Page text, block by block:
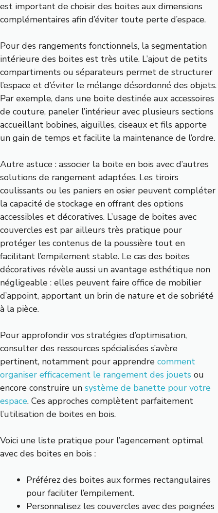
est important de choisir des boites aux dimensions
complémentaires afin d’éviter toute perte d’espace.
Pour des rangements fonctionnels, la segmentation
intérieure des boites est très utile. L’ajout de petits
compartiments ou séparateurs permet de structurer
l’espace et d’éviter le mélange désordonné des objets.
Par exemple, dans une boite destinée aux accessoires
de couture, paneler l’intérieur avec plusieurs sections
accueillant bobines, aiguilles, ciseaux et fils apporte
un gain de temps et facilite la maintenance de l’ordre.
Autre astuce : associer la boite en bois avec d’autres
solutions de rangement adaptées. Les tiroirs
coulissants ou les paniers en osier peuvent compléter
la capacité de stockage en offrant des options
accessibles et décoratives. L’usage de boites avec
couvercles est par ailleurs très pratique pour
protéger les contenus de la poussière tout en
facilitant l’empilement stable. Le cas des boites
décoratives révèle aussi un avantage esthétique non
négligeable : elles peuvent faire office de mobilier
d’appoint, apportant un brin de nature et de sobriété
à la pièce.
Pour approfondir vos stratégies d’optimisation,
consulter des ressources spécialisées s’avère
pertinent, notamment pour apprendre comment
organiser efficacement le rangement des jouets ou
encore construire un système de banette pour votre
espace. Ces approches complètent parfaitement
l’utilisation de boites en bois.
Voici une liste pratique pour l’agencement optimal
avec des boites en bois :
Préférez des boites aux formes rectangulaires
pour faciliter l’empilement.
Personnalisez les couvercles avec des poignées